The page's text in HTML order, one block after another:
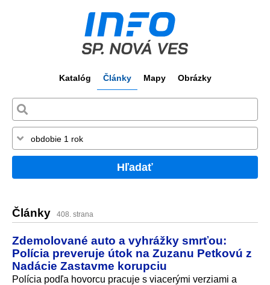
Katalóg Články Mapy Obrázky
Hľadať
Články 408. strana
Zdemolované auto a vyhrážky smrťou:
Polícia preveruje útok na Zuzanu Petkovú z
Nadácie Zastavme korupciu
Polícia podľa hovorcu pracuje s viacerými verziami a